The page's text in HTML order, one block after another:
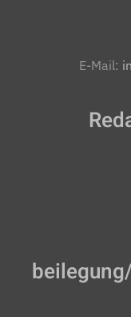
E-Mail: